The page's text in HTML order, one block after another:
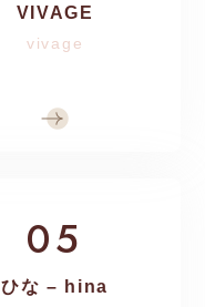
VIVAGE
vivage
05
ひな – hina